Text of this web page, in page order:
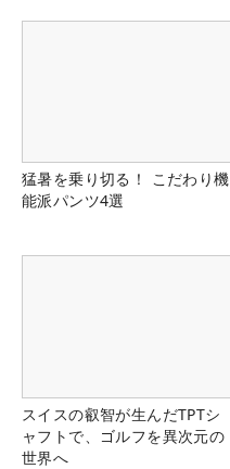
猛暑を乗り切る！ こだわり機
能派パンツ4選
スイスの叡智が生んだTPTシ
ャフトで、ゴルフを異次元の
世界へ